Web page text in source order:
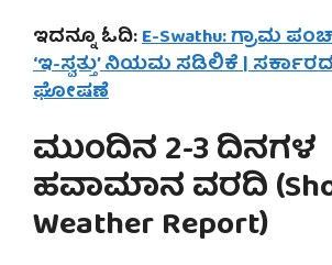
ಇದನ್ನೂ ಓದಿ:E-Swathu: ಗ್ರಾಮ
‘ಇ-ಸ್ವತ್ತು’ ನಿಯಮ ಸಡಿಲಿಕೆ |
ಘೋಷಣೆ
ಮುಂದಿನ 2-3 ದಿನಗಳ
ಹವಾಮಾನ ವರದಿ
Weather Report)